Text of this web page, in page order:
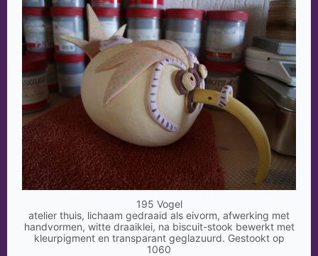
195 Vogel
atelier thuis, lichaam gedraaid als eivorm, afwerking met
handvormen, witte draaiklei, na biscuit-stook bewerkt met
kleurpigment en transparant geglazuurd. Gestookt op
1060